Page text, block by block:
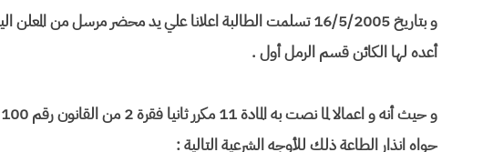
و بتاريخ 16/5/2005 تسلمت الطالبة اعلانا علي يد محضر مرسل من
أعده لها الكائن قسم الرمل أول .
حواه انذار الطاعة ذلك للأوجه الشرعية التالية :